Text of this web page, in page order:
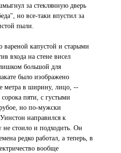
за стеклянную дверь
но все-таки впустил за
пыли.
вареной капустой и старыми
входа на стене висел
большой для
было изображено
метра в ширину, лицо, --
пяти, с густыми
но по-мужски
направился к
не стоило и подходить. Он
редко работал, а теперь, в
вообще